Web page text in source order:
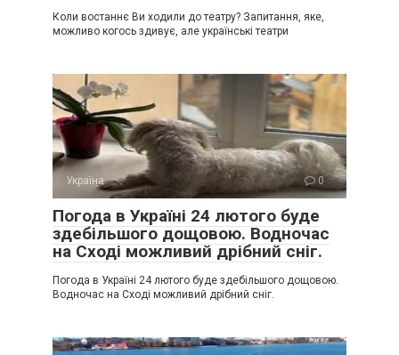
Коли востаннє Ви ходили до театру? Запитання, яке,
можливо когось здивує, але українські театри
Україна 0
Погода в Україні 24 лютого буде
здебільшого дощовою. Водночас
на Сході можливий дрібний сніг.
Погода в Україні 24 лютого буде здебільшого дощовою.
Водночас на Сході можливий дрібний сніг.